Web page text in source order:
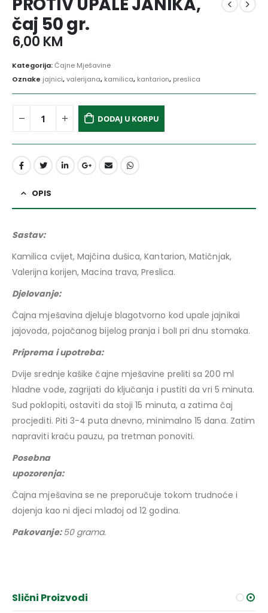
čaj 50 gr.
6,00 KM
Kategorija:Čajne Mješavine
Oznake jajnici,valerijana, kamilica, kantarion, preslica
DODAJ U KORPU
OPIS
Sastav:
Kamilica cvijet, Majčina dušica, Kantarion, Matičnjak,
Valerijna korijen, Macina trava, Preslica.
Djelovanje:
Čajna mješavina djeluje blagotvorno kod upale jajnikai
jajovoda, pojačanog bijelog pranja i bolI pri dnu stomaka.
Priprema i upotreba:
Dvije srednje kašike čajne mješavine preliti sa 200 ml
hladne vode, zagrijati do ključanja i pustiti da vri 5 minuta.
Sud poklopiti, ostaviti da stoji 15 minuta, a zatima čaj
procjediti. Piti 3-4 puta dnevno, minimalno 15 dana. Zatim
napraviti kraću pauzu, pa tretman ponoviti.
Posebna
upozorenja:
Čajna mješavina se ne preporučuje tokom trudnoće i
dojenja kao ni djeci mlađoj od 12 godina.
Pakovanje:50 grama.
Slični Proizvodi